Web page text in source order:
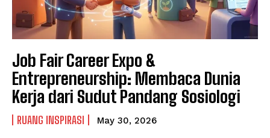
Job Fair Career Expo &
Entrepreneurship: Membaca Dunia
Kerja dari Sudut Pandang Sosiologi
RUANG INSPIRASI May 30, 2026